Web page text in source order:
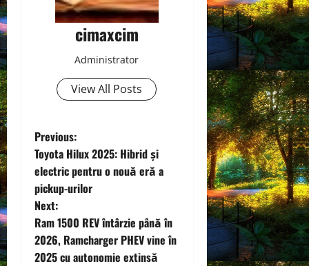
cimaxcim
Administrator
View All Posts
P
o
s
t
n
Previous:
Toyota Hilux 2025: Hibrid și
electric pentru o nouă eră a
pickup-urilor
Next:
Ram 1500 REV întârzie până în
2026, Ramcharger PHEV vine în
2025 cu autonomie extinsă